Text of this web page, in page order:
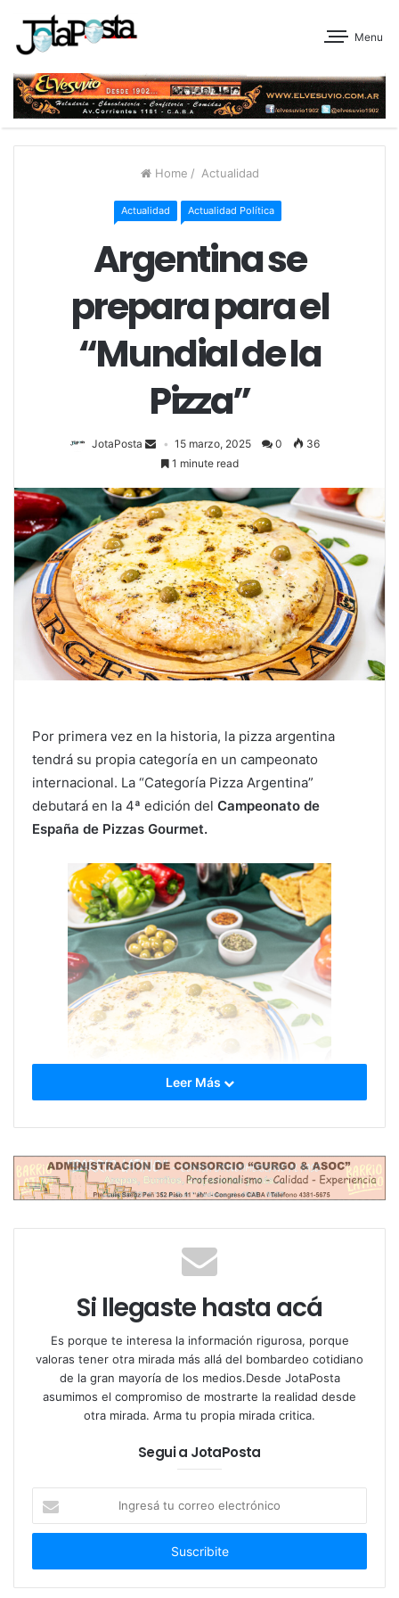
Menu
Home / Actualidad
Actualidad Actualidad Política
Argentina se
prepara para el
“Mundial de la
Pizza”
JotaPosta 15 marzo, 2025 0
36
1 minute read
Por primera vez en la historia, la pizza argentina
tendrá su propia categoría en un campeonato
internacional. La “Categoría Pizza Argentina”
debutará en la 4ª edición del Campeonato de
España de Pizzas Gourmet.
Salón Gourmets, la feria de alimentación
que se realizará del 7 al 10 de abril de
2025
Ifema Madrid .
Este logro histórico destaca la evolución y el
Leer Más
Si llegaste hasta acá
Es porque te interesa la información rigurosa, porque
valoras tener otra mirada más allá del bombardeo cotidiano
de la gran mayoría de los medios.Desde JotaPosta
asumimos el compromiso de mostrarte la realidad desde
otra mirada. Arma tu propia mirada critica.
Segui a JotaPosta
correo